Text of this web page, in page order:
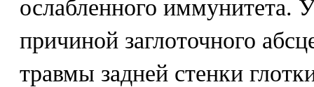
ослабленного иммунитета.
причиной заглоточного
травмы задней стенки